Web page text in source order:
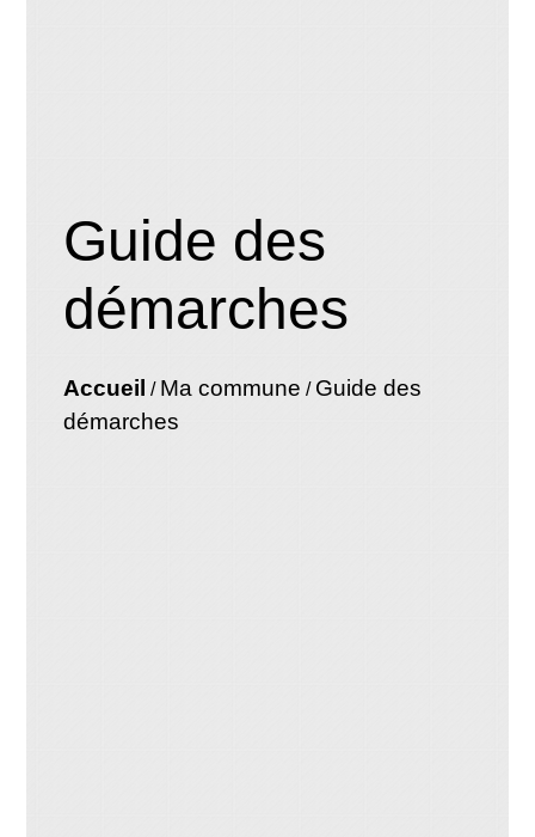
Guide des
démarches
Accueil / Ma commune / Guide des
démarches